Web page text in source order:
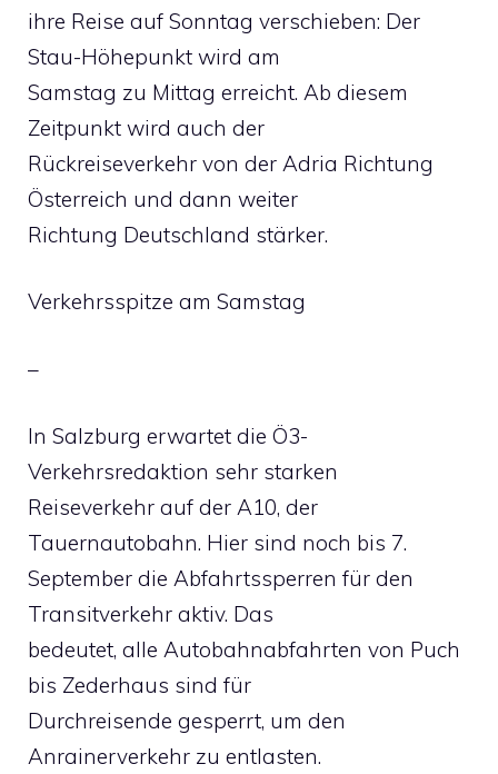
ihre Reise auf Sonntag verschieben: Der
Stau-Höhepunkt wird am
Samstag zu Mittag erreicht. Ab diesem
Zeitpunkt wird auch der
Rückreiseverkehr von der Adria Richtung
Österreich und dann weiter
Richtung Deutschland stärker.
Verkehrsspitze am Samstag
–
In Salzburg erwartet die Ö3-
Verkehrsredaktion sehr starken
Reiseverkehr auf der A10, der
Tauernautobahn. Hier sind noch bis 7.
September die Abfahrtssperren für den
Transitverkehr aktiv. Das
bedeutet, alle Autobahnabfahrten von Puch
bis Zederhaus sind für
Durchreisende gesperrt, um den
Anrainerverkehr zu entlasten.